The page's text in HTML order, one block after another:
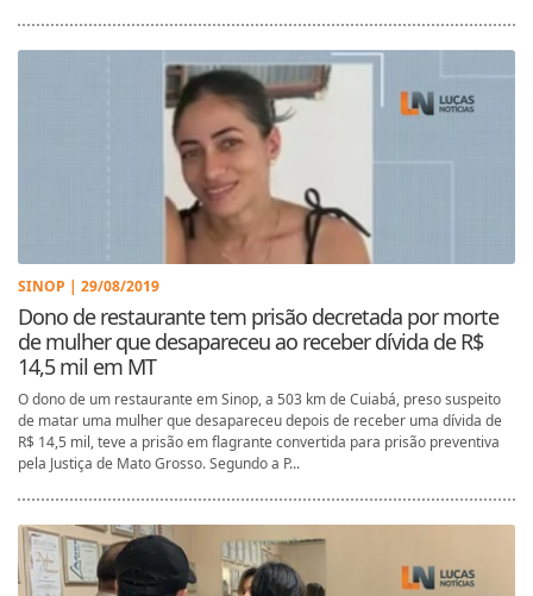
SINOP | 29/08/2019
Dono de restaurante tem prisão decretada por morte
de mulher que desapareceu ao receber dívida de R$
14,5 mil em MT
O dono de um restaurante em Sinop, a 503 km de Cuiabá, preso suspeito
de matar uma mulher que desapareceu depois de receber uma dívida de
R$ 14,5 mil, teve a prisão em flagrante convertida para prisão preventiva
pela Justiça de Mato Grosso. Segundo a P...